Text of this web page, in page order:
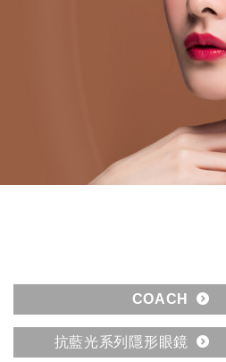
COACH
抗藍光系列隱形眼鏡